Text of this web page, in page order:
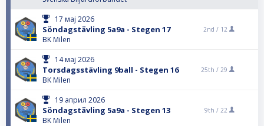
17 мај 2026
Söndagstävling 5a9a - Stegen 17
BK Milen
2nd / 12
14 мај 2026
Torsdagsstävling 9ball - Stegen 16
BK Milen
25th / 29
19 април 2026
Söndagstävling 5a9a - Stegen 13
BK Milen
9th / 22